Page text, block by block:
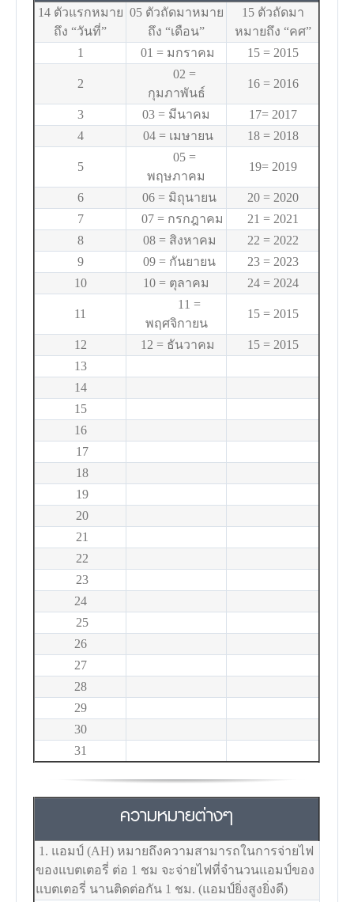
14 ตัวแรกหมาย
ถึง “วันที่”
05 ตัวถัดมาหมาย
ถึง “เดือน”
15 ตัวถัดมา
หมายถึง “คศ”
1
01 = มกราคม 15 = 2015
2
02 =
กุมภาพันธ์
16 = 2016
3 03 = มีนาคม
17= 2017
4
04 = เมษายน 18 = 2018
5
05 =
พฤษภาคม
19= 2019
6 06 = มิถุนายน
20 = 2020
7
07 = กรกฎาคม
21 = 2021
8
08 = สิงหาคม
22 = 2022
9
09 = กันยายน
23 = 2023
10
10 = ตุลาคม 24 = 2024
11
11 =
พฤศจิกายน
15 = 2015
12 12 = ธันวาคม
15 = 2015
13
14
15
16
17
18
19
20
21
22
23
24
25
26
27
28
29
30
31
ความหมายต่างๆ
1. แอมป์ (AH) หมายถึงความสามารถในการจ่ายไฟ
ของแบตเตอรี่ ต่อ 1 ชม จะจ่ายไฟที่จำนวนแอมป์ของ
แบตเตอรี่ นานติดต่อกัน 1 ชม. (แอมป์ยิ่งสูงยิ่งดี)